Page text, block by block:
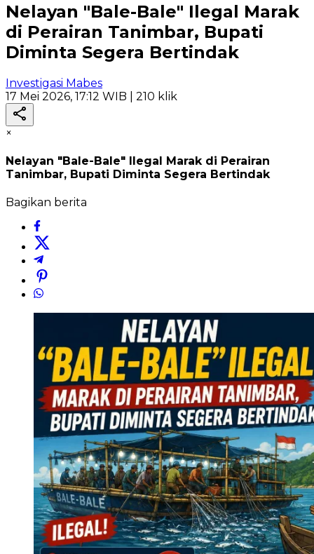
Nelayan "Bale-Bale" Ilegal Marak
di Perairan Tanimbar, Bupati
Diminta Segera Bertindak
Investigasi Mabes
17 Mei 2026, 17:12 WIB | 210 klik
×
Nelayan "Bale-Bale" Ilegal Marak di Perairan
Tanimbar, Bupati Diminta Segera Bertindak
Bagikan berita